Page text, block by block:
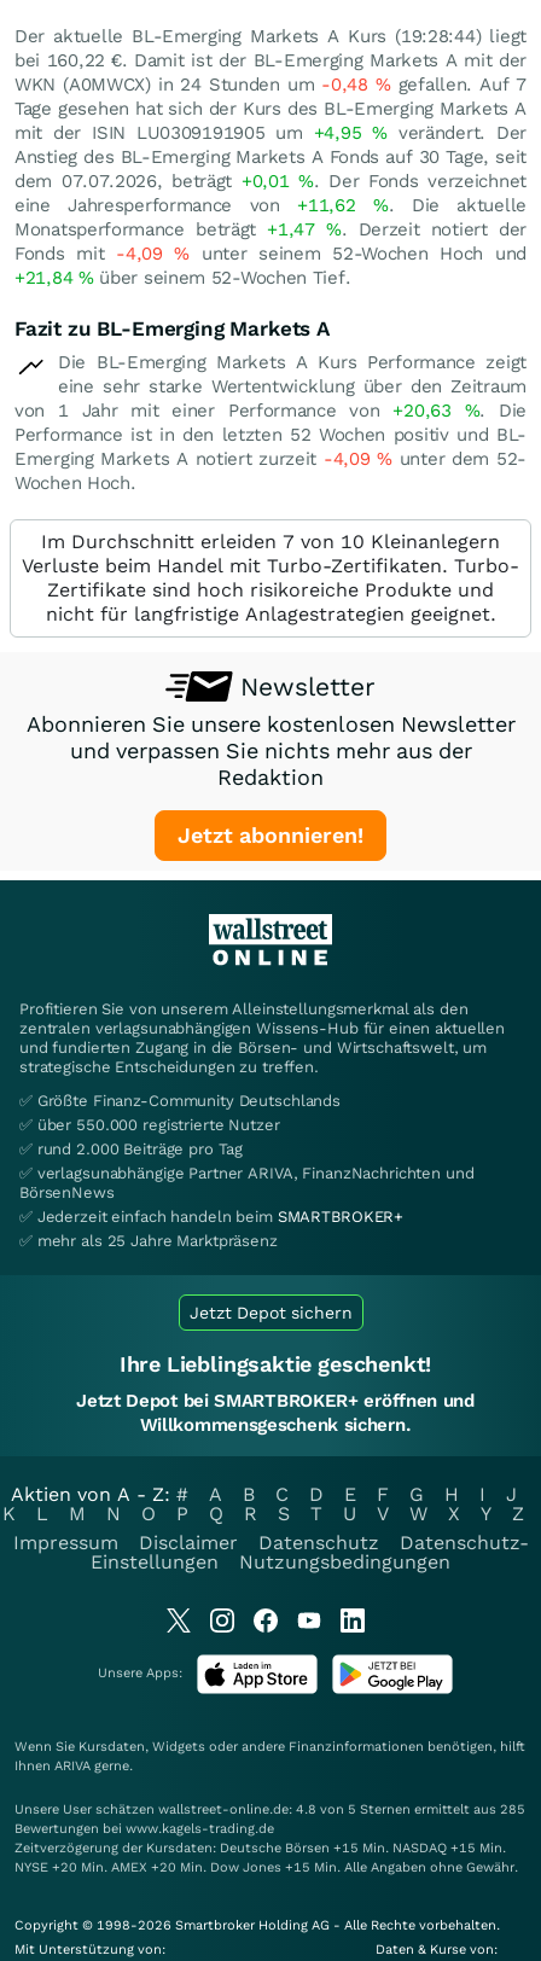
Der aktuelle BL-Emerging Markets A Kurs (19:28:44) liegt
bei 160,22 €. Damit ist der BL-Emerging Markets A mit der
WKN (A0MWCX) in 24 Stunden um -0,48 %gefallen. Auf 7
Tage gesehen hat sich der Kurs des BL-Emerging Markets A
mit der ISIN LU0309191905 um +4,95%verändert. Der
Anstieg des BL-Emerging Markets A Fonds auf 30 Tage, seit
dem 07.07.2026, beträgt +0,01%. Der Fonds verzeichnet
eine Jahresperformance von +11,62 %. Die aktuelle
Monatsperformance beträgt +1,47 %. Derzeit notiert der
Fonds mit -4,09% unter seinem 52-Wochen Hoch und
+21,84 %über seinem 52-Wochen Tief.
Fazit zu BL-Emerging Markets A
Die BL-Emerging Markets A Kurs Performance zeigt
eine sehr starke Wertentwicklung über den Zeitraum
von 1 Jahr mit einer Performance von +20,63 %. Die
Performance ist in den letzten 52 Wochen positiv und BL-
Emerging Markets A notiert zurzeit -4,09%unter dem 52-
Wochen Hoch.
Im Durchschnitt erleiden 7 von 10 Kleinanlegern
Verluste beim Handel mit Turbo-Zertifikaten. Turbo-
Zertifikate sind hoch risikoreiche Produkte und
nicht für langfristige Anlagestrategien geeignet.
Newsletter
Abonnieren Sie unsere kostenlosen Newsletter
und verpassen Sie nichts mehr aus der
Redaktion
Jetzt abonnieren!
Profitieren Sie von unserem Alleinstellungsmerkmal als den
zentralen verlagsunabhängigen Wissens-Hub für einen aktuellen
und fundierten Zugang in die Börsen- und Wirtschaftswelt, um
strategische Entscheidungen zu treffen.
✅ Größte Finanz-Community Deutschlands
✅ über 550.000 registrierte Nutzer
✅ rund 2.000 Beiträge pro Tag
✅ verlagsunabhängige Partner ARIVA, FinanzNachrichten und
BörsenNews
✅ Jederzeit einfach handeln beim SMARTBROKER+
✅ mehr als 25 Jahre Marktpräsenz
Jetzt Depot sichern
Ihre Lieblingsaktie geschenkt!
Jetzt Depot bei SMARTBROKER+ eröffnen und
Willkommensgeschenk sichern.
Aktien von A - Z: # A B C D E F G H I
J
K
L M N O P Q R S T U V W X Y
Z
Impressum
Disclaimer Datenschutz
Datenschutz-
Einstellungen
Nutzungsbedingungen
Unsere Apps:
Wenn Sie Kursdaten, Widgets oder andere Finanzinformationen benötigen, hilft
Ihnen ARIVA gerne.
Unsere User schätzen wallstreet-online.de: 4.8 von 5 Sternen ermittelt aus 285
Bewertungen bei www.kagels-trading.de
Zeitverzögerung der Kursdaten: Deutsche Börsen +15 Min. NASDAQ +15 Min.
NYSE +20 Min. AMEX +20 Min. Dow Jones +15 Min. Alle Angaben ohne Gewähr.
Copyright © 1998-2026 Smartbroker Holding AG - Alle Rechte vorbehalten.
Mit Unterstützung von:
Daten & Kurse von: